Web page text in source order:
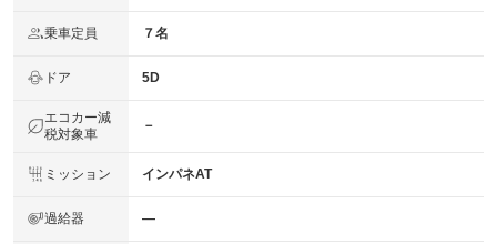
乗車定員 ７名
ドア 5D
エコカー減
税対象車
－
ミッション インパネAT
過給器 ―